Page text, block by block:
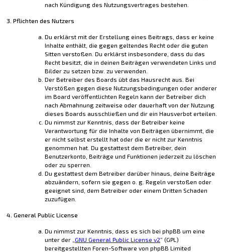
nach Kündigung des Nutzungsvertrages bestehen.
3. Pflichten des Nutzers
Du erklärst mit der Erstellung eines Beitrags, dass er keine
Inhalte enthält, die gegen geltendes Recht oder die guten
Sitten verstoßen. Du erklärst insbesondere, dass du das
Recht besitzt, die in deinen Beiträgen verwendeten Links und
Bilder zu setzen bzw. zu verwenden.
Der Betreiber des Boards übt das Hausrecht aus. Bei
Verstößen gegen diese Nutzungsbedingungen oder anderer
im Board veröffentlichten Regeln kann der Betreiber dich
nach Abmahnung zeitweise oder dauerhaft von der Nutzung
dieses Boards ausschließen und dir ein Hausverbot erteilen.
Du nimmst zur Kenntnis, dass der Betreiber keine
Verantwortung für die Inhalte von Beiträgen übernimmt, die
er nicht selbst erstellt hat oder die er nicht zur Kenntnis
genommen hat. Du gestattest dem Betreiber, dein
Benutzerkonto, Beiträge und Funktionen jederzeit zu löschen
oder zu sperren.
Du gestattest dem Betreiber darüber hinaus, deine Beiträge
abzuändern, sofern sie gegen o. g. Regeln verstoßen oder
geeignet sind, dem Betreiber oder einem Dritten Schaden
zuzufügen.
4. General Public License
Du nimmst zur Kenntnis, dass es sich bei phpBB um eine
unter der „ GNU General Public License v2“ (GPL)
bereitgestellten Foren-Software von phpBB Limited